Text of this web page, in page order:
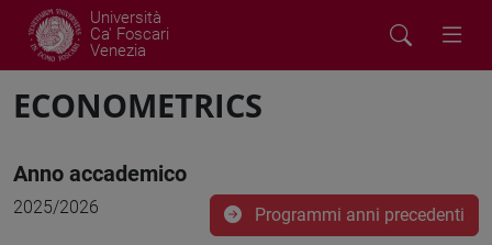
Università
Ca' Foscari
Venezia
ECONOMETRICS
Anno accademico
2025/2026 Programmi anni precedenti